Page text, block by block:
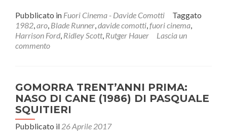
piùBLADE
RUNNER
(1982)
Pubblicato in Fuori Cinema - Davide Comotti
Taggato
1982,aro, Blade Runner,davide comotti,fuori cinema,
Harrison Ford, Ridley Scott, Rutger Hauer
Lascia un
commento
GOMORRA TRENT’ANNI PRIMA:
NASO DI CANE (1986) DI PASQUALE
SQUITIERI
Pubblicato il 26 Aprile 2017